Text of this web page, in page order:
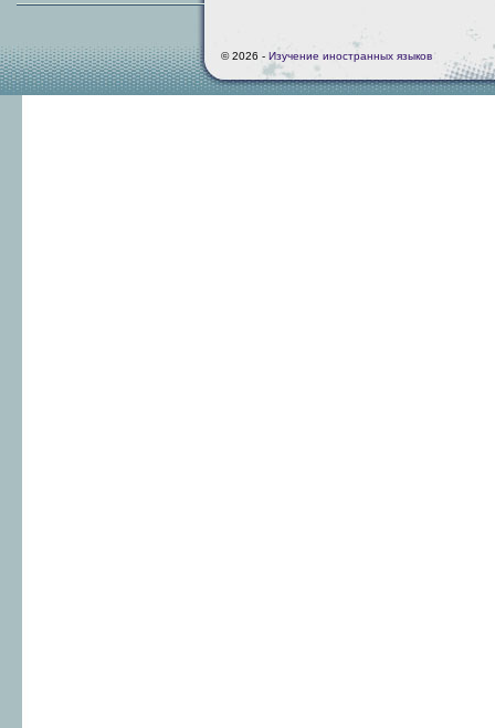
© 2026 - Изучение иностранных языков